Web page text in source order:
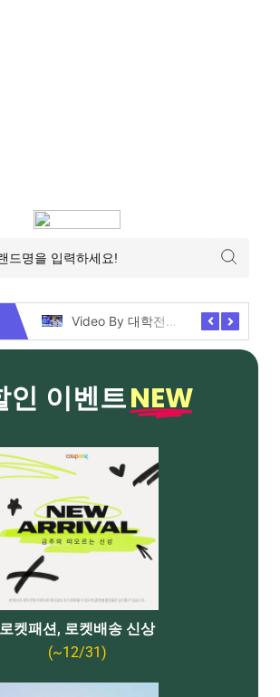
Video By 대학전쟁 시즌 3 전편 공개 완료!
인 이벤트NEW
로켓패션, 로켓배송 신상
(~12/31)